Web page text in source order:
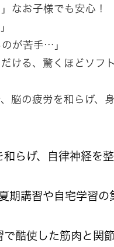
なお子様でも安心！
が苦手…」
ける、驚くほどソフ
脳の疲労を和らげ、
らげ、自律神経を
期講習や自宅学習の
で酷使した筋肉と関